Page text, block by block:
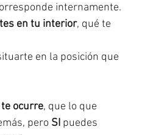
internamente.
en tu interior, qué te
en la posición que
ocurre, que lo que
pero SI puedes